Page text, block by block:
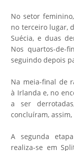
No setor
no terceiro lugar,
Suécia, e duas
Nos quartos-de-
seguindo depois
Na meia-final de
à Irlanda e, no
a ser
concluíram,
A segunda
realiza-se em